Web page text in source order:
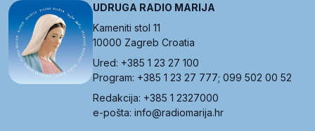
UDRUGA RADIO MARIJA
Kameniti stol 11
10000 Zagreb Croatia
Ured: +385 1 23 27 100
Program: +385 1 23 27 777; 099 502 00 52
Redakcija: +385 1 2327000
e-pošta: info@radiomarija.hr